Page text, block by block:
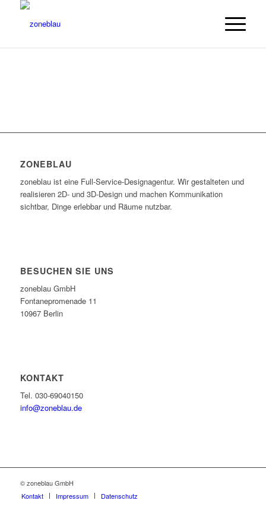
ZONEBLAU
zoneblau ist eine Full-Service-Designagentur. Wir gestalteten und
realisieren 2D- und 3D-Design und machen Kommunikation
sichtbar, Dinge erlebbar und Räume nutzbar.
BESUCHEN SIE UNS
zoneblau GmbH
Fontanepromenade 11
10967 Berlin
KONTAKT
Tel. 030-69040150
info@zoneblau.de
© zoneblau GmbH
Kontakt
Impressum Datenschutz